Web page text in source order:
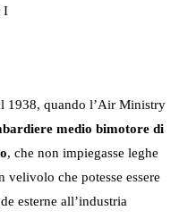
I
1938, quando l’Air Ministry
medio bimotore di
, che non impiegasse leghe
velivolo che potesse essere
esterne all’industria